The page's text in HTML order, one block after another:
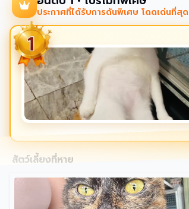
ประกาศที่ได้รับการดันพิเศษ โดดเด่นที่สุด
สัตว์เลี้ยงที่หาย